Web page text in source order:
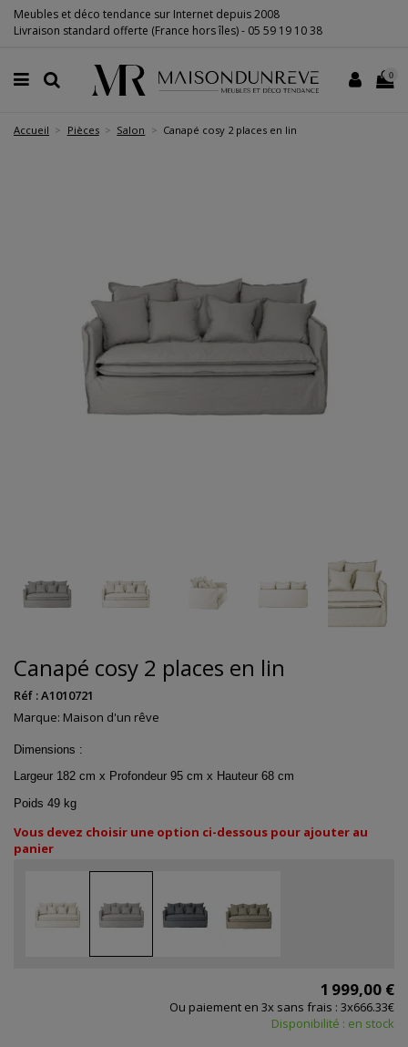
Meubles et déco tendance sur Internet depuis 2008
Livraison standard offerte (France hors îles) - 05 59 19 10 38
0
Accueil Pièces Salon Canapé cosy 2 places en lin
Canapé cosy 2 places en lin
Réf :A1010721
Marque: Maison d'un rêve
Dimensions :
Largeur 182 cm x Profondeur 95 cm x Hauteur 68 cm
Poids 49 kg
Vous devez choisir une option ci-dessous pour ajouter au
panier
1 999,00 €
Ou paiement en 3x sans frais : 3x666.33€
Disponibilité : en stock